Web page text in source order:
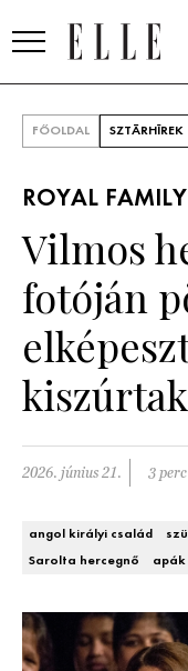
SZÉPSÉG
PSZICHÉ
PÁRKAPCSOLAT
DECOR
Trendek
SZTÁRHÍREK
FŐOLDAL SZTÁRHÍREK
ROYAL FAMILY
Vilmos
fotóján
2026. június 21. 3
angol királyi család
Sarolta hercegnő
apák